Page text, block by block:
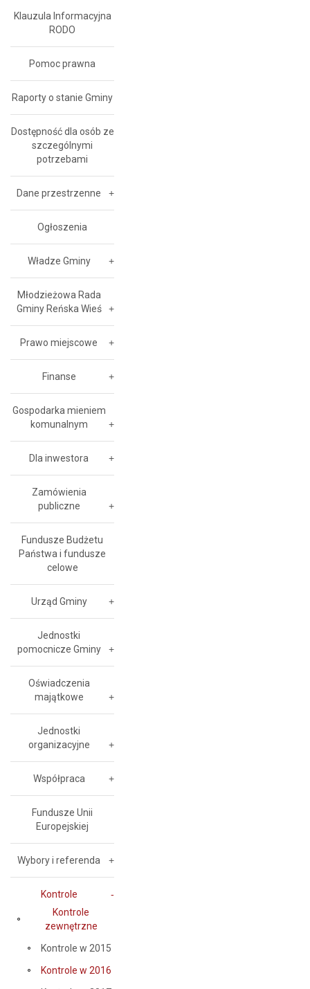
Klauzula Informacyjna
RODO
Pomoc prawna
Raporty o stanie Gminy
Dostępność dla osób ze
szczególnymi
potrzebami
Dane przestrzenne
Ogłoszenia
Władze Gminy
Młodzieżowa Rada
Gminy Reńska Wieś
Prawo miejscowe
Finanse
Gospodarka mieniem
komunalnym
Dla inwestora
Zamówienia
publiczne
Fundusze Budżetu
Państwa i fundusze
celowe
Urząd Gminy
Jednostki
pomocnicze Gminy
Oświadczenia
majątkowe
Jednostki
organizacyjne
Współpraca
Fundusze Unii
Europejskiej
Wybory i referenda
Kontrole
Kontrole
zewnętrzne
Kontrole w 2015
Kontrole w 2016